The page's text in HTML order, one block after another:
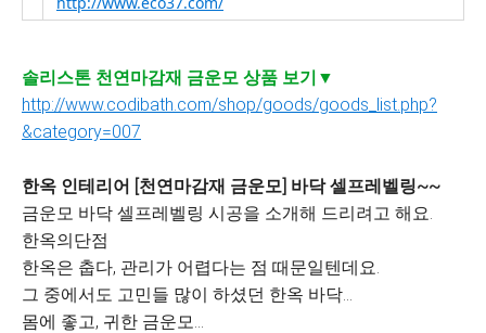
솔리스톤 천연마감재 금운모 상품 보기▼
http://www.codibath.com/shop/goods/goods_list.php?
&category=007
한옥 인테리어 [천연마감재 금운모] 바닥 셀프레벨링~~
금운모 바닥 셀프레벨링 시공을 소개해 드리려고 해요.
한옥의단점
한옥은 춥다, 관리가 어렵다는 점 때문일텐데요.
그 중에서도 고민들 많이 하셨던 한옥 바닥...
몸에 좋고, 귀한 금운모...